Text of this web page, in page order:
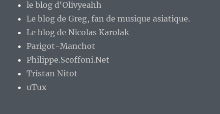
le blog d'Olivyeahh
Le blog de Greg, fan de musique asiatique.
Le blog de Nicolas Karolak
Parigot-Manchot
Philippe.Scoffoni.Net
Tristan Nitot
uTux